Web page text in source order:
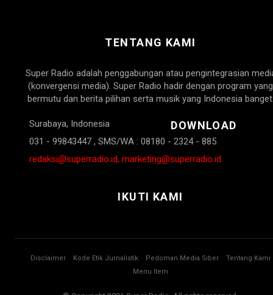
TENTANG KAMI
Super Radio adalah penggabungan atau pengintegrasian
(konvergensi media). Super Radio hadir dengan program yang
bermutu dan berita pilihan serta musik yang Indonesia
Surabaya, Indonesia
031 - 99843447 , SMS/WA : 08180 - 2324 - 885
redaksi@superradio.id, marketing@superradio.id
DOWNLOAD
IKUTI KAMI
Disclaimer Kode Etik Jurnalistik Pedoman Media Siber
Tentang Kami
Menu Item